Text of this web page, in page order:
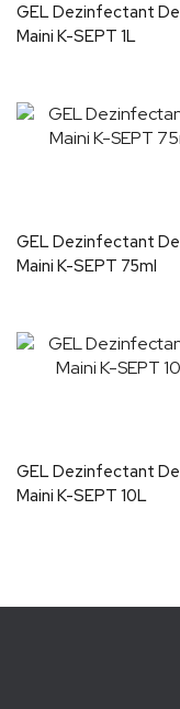
GEL Dezinfectant De
Maini K-SEPT 1L
GEL Dezinfectant De
Maini K-SEPT 75ml
GEL Dezinfectant De
Maini K-SEPT 10L